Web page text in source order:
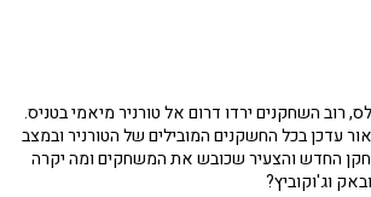
רוב השחקנים ירדו דרום אל טורניר מיאמי בטניס.
עדכן בכל החשקנים המובילים של הטורניר ובמצב
החדש והצעיר שכובש את המשחקים ומה יקרה
וג'וקוביץ?